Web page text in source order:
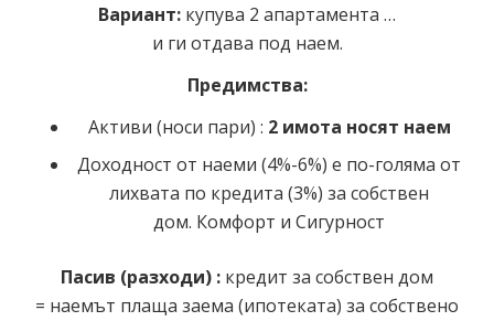
Вариант: купува 2 апартамента …
и ги отдава под наем.
Предимства:
Активи (носи пари) : 2 имота носят наем
Доходност от наеми (4%-6%) е по-голяма от
лихвата по кредита (3%) за собствен
дом. Комфорт и Сигурност
Пасив (разходи) : кредит за собствен дом
= наемът плаща заема (ипотеката) за собствено